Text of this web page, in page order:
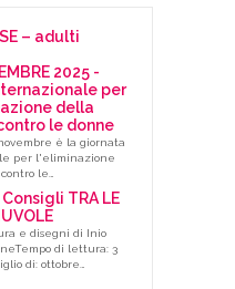
– adulti
2025 -
per
della
le donne
è la giornata
per l'eliminazione
le…
TRA LE
e disegni di Inio
di lettura: 3
di: ottobre…